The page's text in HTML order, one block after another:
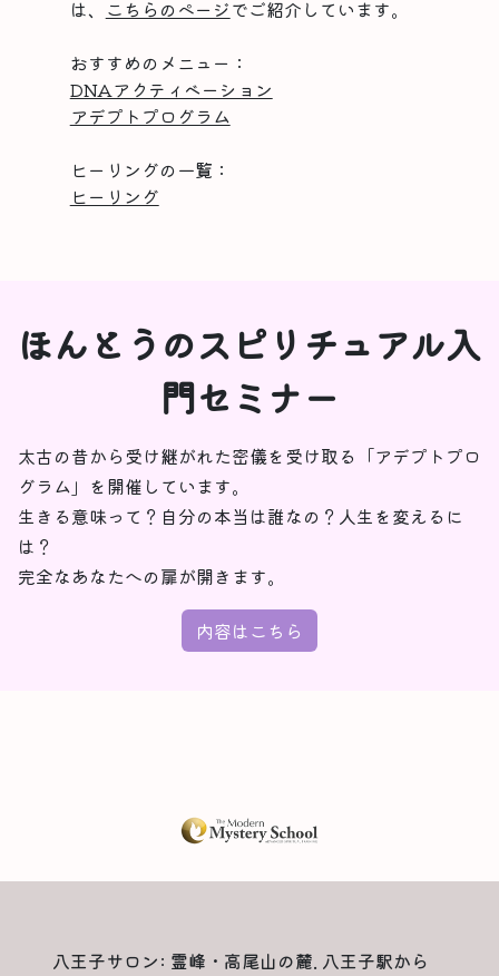
は、 こちらのページでご紹介しています。
おすすめのメニュー：
DNAアクティベーション
アデプトプログラム
ヒーリングの一覧：
ヒーリング
ほんとうのスピリチュアル入
門セミナー
太古の昔から受け継がれた密儀を受け取る「アデプトプロ
グラム」を開催しています。
生きる意味って？自分の本当は誰なの？人生を変えるに
は？
完全なあなたへの扉が開きます。
内容はこちら
八王子サロン: 霊峰・高尾山の麓. 八王子駅から